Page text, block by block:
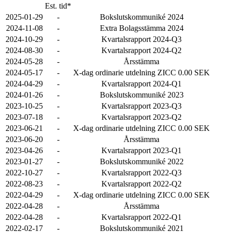
Est. tid*
2025-01-29
-
Bokslutskommuniké 2024
2024-11-08
-
Extra Bolagsstämma 2024
2024-10-29
-
Kvartalsrapport 2024-Q3
2024-08-30
-
Kvartalsrapport 2024-Q2
2024-05-28
-
Årsstämma
2024-05-17
-
X-dag ordinarie utdelning ZICC 0.00 SEK
2024-04-29
-
Kvartalsrapport 2024-Q1
2024-01-26
-
Bokslutskommuniké 2023
2023-10-25
-
Kvartalsrapport 2023-Q3
2023-07-18
-
Kvartalsrapport 2023-Q2
2023-06-21
-
X-dag ordinarie utdelning ZICC 0.00 SEK
2023-06-20
-
Årsstämma
2023-04-26
-
Kvartalsrapport 2023-Q1
2023-01-27
-
Bokslutskommuniké 2022
2022-10-27
-
Kvartalsrapport 2022-Q3
2022-08-23
-
Kvartalsrapport 2022-Q2
2022-04-29
-
X-dag ordinarie utdelning ZICC 0.00 SEK
2022-04-28
-
Årsstämma
2022-04-28
-
Kvartalsrapport 2022-Q1
2022-02-17
-
Bokslutskommuniké 2021